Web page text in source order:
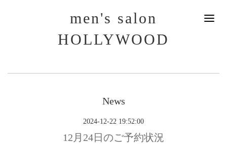
men's salon
HOLLYWOOD
News
2024-12-22 19:52:00
12月24日のご予約状況